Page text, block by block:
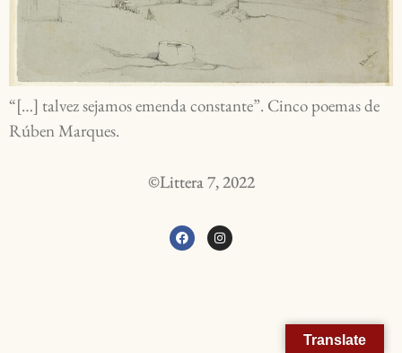
“[…] talvez sejamos emenda constante”. Cinco poemas de
Rúben Marques.
©Littera 7, 2022
Translate